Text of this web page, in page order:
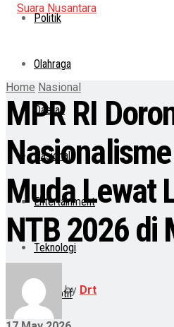
Politik
Olahraga
Daerah
Nasional
Entertainment
Teknologi
Otomotif
Home Nasional
MPR RI
Muda Lewat
NTB 2026 di
by Drt